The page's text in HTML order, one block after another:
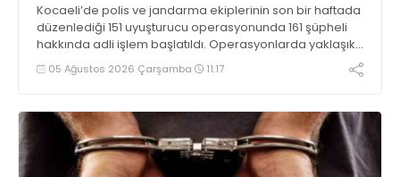
Kocaeli’de polis ve jandarma ekiplerinin son bir haftada
düzenlediği 151 uyuşturucu operasyonunda 161 şüpheli
hakkında adli işlem başlatıldı. Operasyonlarda yaklaşık
2 kilogram uyuşturucu madde ile 121 kök kenevir bitkisi
ele geçirilirken, 9 şüpheli tutuklandı
05 Ağustos 2026 Çarşamba 11:17